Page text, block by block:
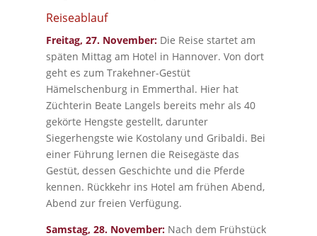
Reiseablauf
Freitag, 27. November:Die Reise startet am
späten Mittag am Hotel in Hannover. Von dort
geht es zum Trakehner-Gestüt
Hämelschenburg in Emmerthal. Hier hat
Züchterin Beate Langels bereits mehr als 40
gekörte Hengste gestellt, darunter
Siegerhengste wie Kostolany und Gribaldi. Bei
einer Führung lernen die Reisegäste das
Gestüt, dessen Geschichte und die Pferde
kennen. Rückkehr ins Hotel am frühen Abend,
Abend zur freien Verfügung.
Samstag, 28. November:Nach dem Frühstück